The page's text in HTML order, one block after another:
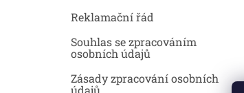
Reklamační řád
Souhlas se zpracováním
osobních údajů
Zásady zpracování osobních
údajů